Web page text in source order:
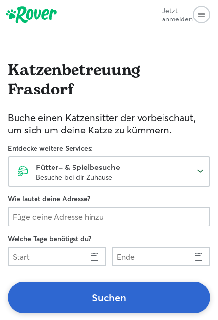
Jetzt
anmelden
Katzenbetreuung
Frasdorf
Buche einen Katzensitter der vorbeischaut,
um sich um deine Katze zu kümmern.
Entdecke weitere Services:
Fütter- & Spielbesuche
Besuche bei dir Zuhause
Wie lautet deine Adresse?
Welche Tage benötigst du?
Start
Ende
Suchen